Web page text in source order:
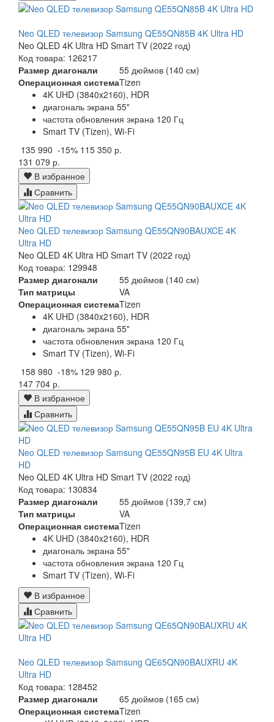
Neo QLED телевизор Samsung QE55QN85B 4K Ultra HD
Neo QLED 4K Ultra HD Smart TV (2022 год)
Код товара: 126217
Размер диагонали
55 дюймов (140 см)
Операционная системаTizen
4K UHD (3840x2160), HDR
диагональ экрана 55"
частота обновления экрана 120 Гц
Smart TV (Tizen), Wi-Fi
135 990 -15% 115 350 р.
131 079 р.
В избранное
Сравнить
Neo QLED телевизор Samsung QE55QN90BAUXCE 4K
Ultra HD
Neo QLED 4K Ultra HD Smart TV (2022 год)
Код товара: 129948
Размер диагонали
55 дюймов (140 см)
Тип матрицы
VA
Операционная системаTizen
4K UHD (3840x2160), HDR
диагональ экрана 55"
частота обновления экрана 120 Гц
Smart TV (Tizen), Wi-Fi
158 980 -18% 129 980 р.
147 704 р.
В избранное
Сравнить
Neo QLED телевизор Samsung QE55QN95B EU 4K Ultra
HD
Neo QLED 4K Ultra HD Smart TV (2022 год)
Код товара: 130834
Размер диагонали
55 дюймов (139,7 см)
Тип матрицы
VA
Операционная системаTizen
4K UHD (3840x2160), HDR
диагональ экрана 55"
частота обновления экрана 120 Гц
Smart TV (Tizen), Wi-Fi
В избранное
Сравнить
Neo QLED телевизор Samsung QE65QN90BAUXRU 4K
Ultra HD
Код товара: 128452
Размер диагонали
65 дюймов (165 см)
Операционная системаTizen